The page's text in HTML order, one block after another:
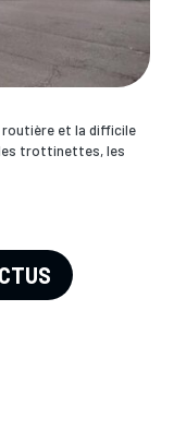
routière et la difficile
trottinettes, les